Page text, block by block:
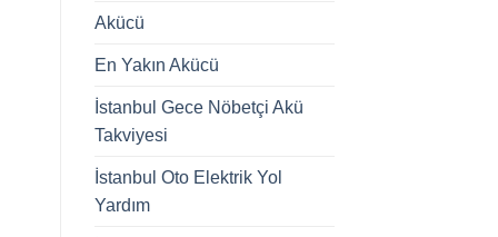
Akücü
En Yakın Akücü
İstanbul Gece Nöbetçi Akü
Takviyesi
İstanbul Oto Elektrik Yol
Yardım